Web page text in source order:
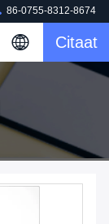
86-0755-8312-8674
Citaat